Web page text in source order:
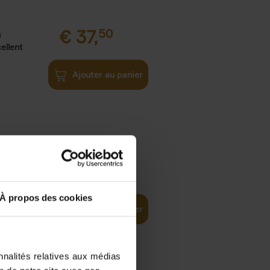
À propos des cookies
relatives aux médias
€ 37,50
Ajouter au panier
world 29,99
Ajouter au panier